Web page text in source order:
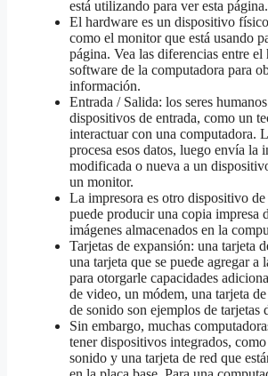
está utilizando para ver esta página.
El hardware es un dispositivo
como el monitor que está usando
página. Vea las diferencias entre el
software de la computadora para
información.
Entrada / Salida: los seres
dispositivos de entrada, como un
interactuar con una computadora.
procesa esos datos, luego envía la
modificada o nueva a un
un monitor.
La impresora es otro dispositivo
puede producir una copia impresa
imágenes almacenados en la
Tarjetas de expansión: una tarjeta
una tarjeta que se puede agregar a
para otorgarle capacidades
de video, un módem, una tarjeta
de sonido son ejemplos de tarjetas
Sin embargo, muchas
tener dispositivos integrados,
sonido y una tarjeta de red que